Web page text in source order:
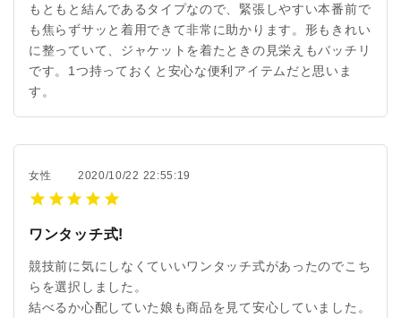
もともと結んであるタイプなので、緊張しやすい本番前で
も焦らずサッと着用できて非常に助かります。形もきれい
に整っていて、ジャケットを着たときの見栄えもバッチリ
です。1つ持っておくと安心な便利アイテムだと思いま
す。
女性 2020/10/22 22:55:19
ワンタッチ式!
競技前に気にしなくていいワンタッチ式があったのでこち
らを選択しました。
結べるか心配していた娘も商品を見て安心していました。